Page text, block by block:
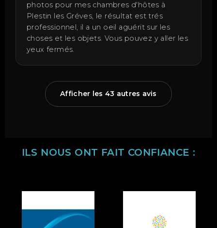
photos pour mes chambres d'hôtes à
Plestin les Gréves, le résultat est trés
professionnel, il a un oeil aguérit sur les
choses et les objets. Vous pouvez y aller les
yeux fermés.
Afficher les 43 autres avis
ILS NOUS ONT FAIT CONFIANCE :